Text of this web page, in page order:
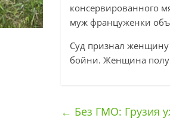
консервированного
муж француженки
Суд признал женщину
бойни. Женщина
← Без ГМО: Грузия